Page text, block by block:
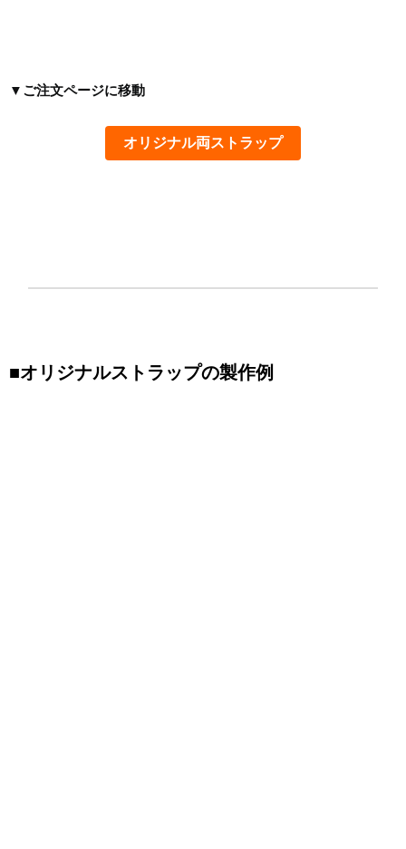
▼ご注文ページに移動
オリジナル両ストラップ
■オリジナルストラップの製作例